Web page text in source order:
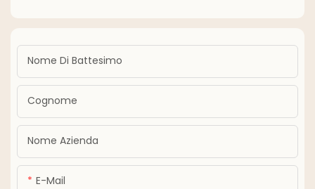
Nome Di Battesimo
Cognome
Nome Azienda
E-Mail